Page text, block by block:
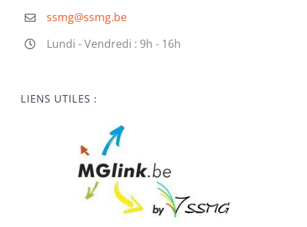
ssmg@ssmg.be
Lundi - Vendredi : 9h - 16h
LIENS UTILES :